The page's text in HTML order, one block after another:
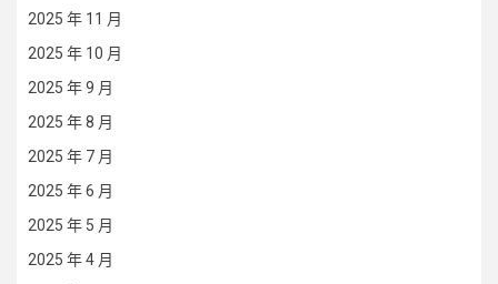
2025 年 11 月
2025 年 10 月
2025 年 9 月
2025 年 8 月
2025 年 7 月
2025 年 6 月
2025 年 5 月
2025 年 4 月